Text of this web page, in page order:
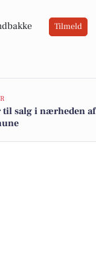
Tilmeld
til salg i nærheden af